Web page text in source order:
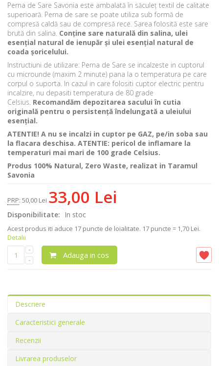
Perna de Sare Savonia este ambalată în săculeț textil de calitate
superioară. Perna de sare se poate utiliza sub formă de
compresă caldă sau de compresă rece. Sarea folosită este sare
brută din salina. Conține sare naturală din salina, ulei
esențial natural de ienupăr și ulei esențial natural de
coada șoricelului.
Instructiuni de utilizare: Perna de Sare se incalzeste in cuptorul
cu microunde (maxim 2 minute) pana la o temperatura pe care
corpul o suporta. In cazul in care folositi cuptor electric pentru
incalzire, nu depasiti temperatura de 80 grade
Celsius. Recomandăm depozitarea sacului în cutia
originală pentru o persistență îndelungată a uleiului
esențial.
ATENTIE! A nu se incalzi in cuptor pe GAZ, pe/in soba sau
la flacara deschisa. ATENTIE: pericol de inflamare la
temperaturi mai mari de 100 grade Celsius.
Produs 100% Natural, Zero Waste, realizat in Taramul
Savonia
PRP: 50,00 Lei 33,00 Lei
Disponibilitate: In stoc
Acest produs iti aduce 17 puncte de loialitate. 17 puncte = 1,70 Lei.
Detalii
Adauga in cos
Descriere
Caracteristici generale
Recenzii
Livrarea produselor